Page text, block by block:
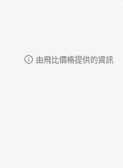
由飛比價格提供的資訊